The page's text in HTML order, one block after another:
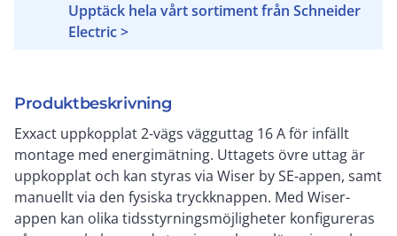
Upptäck hela vårt sortiment från Schneider
Electric >
Produktbeskrivning
Exxact uppkopplat 2-vägs vägguttag 16 A för infällt
montage med energimätning. Uttagets övre uttag är
uppkopplat och kan styras via Wiser by SE-appen, samt
manuellt via den fysiska tryckknappen. Med Wiser-
appen kan olika tidsstyrningsmöjligheter konfigureras